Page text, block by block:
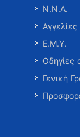
Ν.Ν.Α.
Ε.Μ.Υ.
Οδηγίες
Γενική